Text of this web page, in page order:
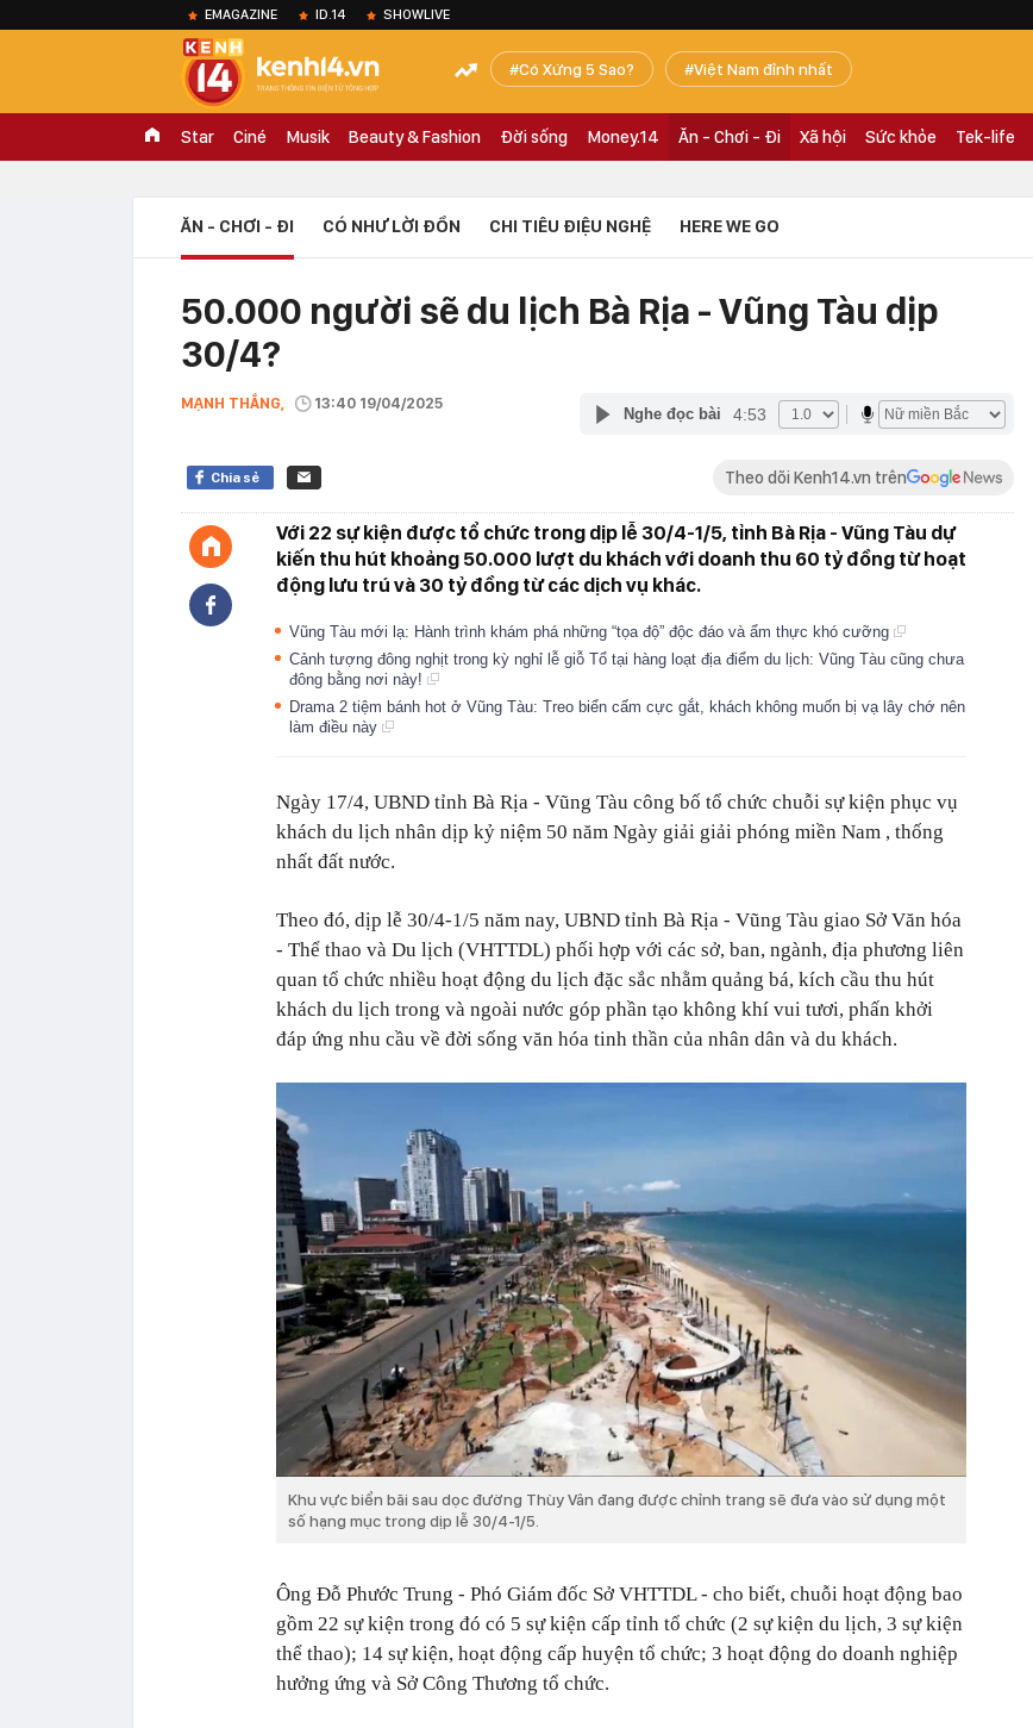
EMAGAZINE ID.14 SHOWLIVE
Có Xứng 5 Sao? Việt Nam đỉnh nhất
Star Ciné Musik Beauty & Fashion Đời sống Money.14 Ăn - Chơi - Đi Xã hội Sức khỏe Tek-life
ĂN - CHƠI - ĐI CÓ NHƯ LỜI ĐỒN CHI TIÊU ĐIỆU NGHỆ HERE WE GO
50.000 người sẽ du lịch Bà Rịa - Vũng Tàu dịp
30/4?
MẠNH THẮNG, 13:40 19/04/2025
Nghe đọc bài 4:53
Chia sẻ Theo dõi Kenh14.vn trên
Với 22 sự kiện được tổ chức trong dịp lễ 30/4-1/5, tỉnh Bà Rịa - Vũng Tàu dự
kiến thu hút khoảng 50.000 lượt du khách với doanh thu 60 tỷ đồng từ hoạt
động lưu trú và 30 tỷ đồng từ các dịch vụ khác.
Vũng Tàu mới lạ: Hành trình khám phá những “tọa độ” độc đáo và ẩm thực khó cưỡng
Cảnh tượng đông nghịt trong kỳ nghỉ lễ giỗ Tổ tại hàng loạt địa điểm du lịch: Vũng Tàu cũng chưa
đông bằng nơi này!
Drama 2 tiệm bánh hot ở Vũng Tàu: Treo biển cấm cực gắt, khách không muốn bị vạ lây chớ nên
làm điều này
Ngày 17/4, UBND tỉnh Bà Rịa - Vũng Tàu công bố tổ chức chuỗi sự kiện phục vụ
khách du lịch nhân dịp kỷ niệm 50 năm Ngày giải giải phóng miền Nam , thống
nhất đất nước.
Theo đó, dịp lễ 30/4-1/5 năm nay, UBND tỉnh Bà Rịa - Vũng Tàu giao Sở Văn hóa
- Thể thao và Du lịch (VHTTDL) phối hợp với các sở, ban, ngành, địa phương liên
quan tổ chức nhiều hoạt động du lịch đặc sắc nhằm quảng bá, kích cầu thu hút
khách du lịch trong và ngoài nước góp phần tạo không khí vui tươi, phấn khởi
đáp ứng nhu cầu về đời sống văn hóa tinh thần của nhân dân và du khách.
Khu vực biển bãi sau dọc đường Thùy Vân đang được chỉnh trang sẽ đưa vào sử dụng một
số hạng mục trong dịp lễ 30/4-1/5.
Ông Đỗ Phước Trung - Phó Giám đốc Sở VHTTDL - cho biết, chuỗi hoạt động bao
gồm 22 sự kiện trong đó có 5 sự kiện cấp tỉnh tổ chức (2 sự kiện du lịch, 3 sự kiện
thể thao); 14 sự kiện, hoạt động cấp huyện tổ chức; 3 hoạt động do doanh nghiệp
hưởng ứng và Sở Công Thương tổ chức.